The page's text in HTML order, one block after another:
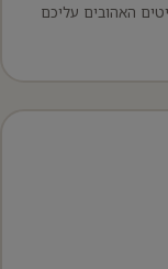
האהובים עליכם